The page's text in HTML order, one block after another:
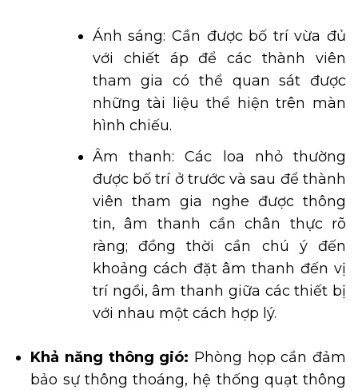
Ánh sáng: Cần được bố trí vừa đủ
với chiết áp để các thành viên
tham gia có thể quan sát được
những tài liệu thể hiện trên màn
hình chiếu.
Âm thanh: Các loa nhỏ thường
được bố trí ở trước và sau để thành
viên tham gia nghe được thông
tin, âm thanh cần chân thực rõ
ràng; đồng thời cần chú ý đến
khoảng cách đặt âm thanh đến vị
trí ngồi, âm thanh giữa các thiết bị
với nhau một cách hợp lý.
Khả năng thông gió: Phòng họp cần đảm
bảo sự thông thoáng, hệ thống quạt thông